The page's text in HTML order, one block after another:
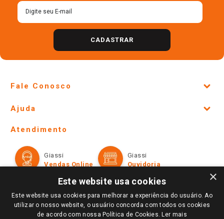
CADASTRAR
Fale Conosco
Lojas Físicas e Horários
Ofertas
Televendas
Perguntas frequentes
Trabalhe Conosco
Ajuda
Formas de Pagamento
Políticas de entrega
Trocas e Devoluções
Atendimento
Giassi
Vendas Online
Giassi
Ouvidoria
Redes Sociais
×
Este website usa cookies
Este website usa cookies para melhorar a experiência do usuário. Ao
utilizar o nosso website, o usuário concorda com todos os cookies
de acordo com nossa Política de Cookies. Ler mais